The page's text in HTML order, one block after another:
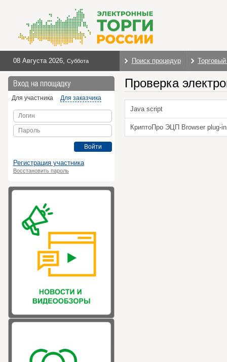
08 Августа 2026, Суббота Поиск процедур
Вход на площадку
Для участника Для заказчика
Логин
Пароль
Войти
Регистрация участника
Восстановить пароль
Проверка
Java script
КриптоПро ЭЦП Browser plug-in